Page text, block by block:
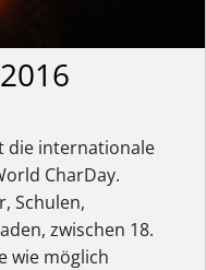
die internationale
CharDay.
Schulen,
zwischen 18.
wie möglich